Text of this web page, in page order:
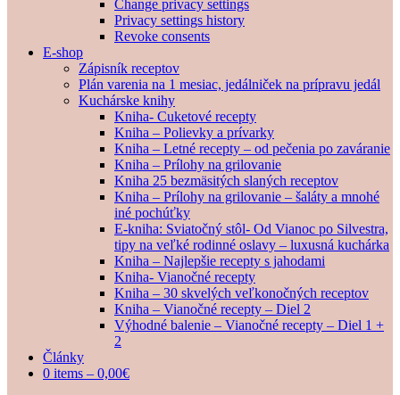
Change privacy settings
Privacy settings history
Revoke consents
E-shop
Zápisník receptov
Plán varenia na 1 mesiac, jedálniček na prípravu jedál
Kuchárske knihy
Kniha- Cuketové recepty
Kniha – Polievky a prívarky
Kniha – Letné recepty – od pečenia po zaváranie
Kniha – Prílohy na grilovanie
Kniha 25 bezmäsitých slaných receptov
Kniha – Prílohy na grilovanie – šaláty a mnohé
iné pochúťky
E-kniha: Sviatočný stôl- Od Vianoc po Silvestra,
tipy na veľké rodinné oslavy – luxusná kuchárka
Kniha – Najlepšie recepty s jahodami
Kniha- Vianočné recepty
Kniha – 30 skvelých veľkonočných receptov
Kniha – Vianočné recepty – Diel 2
Výhodné balenie – Vianočné recepty – Diel 1 +
2
Články
0 items – 0,00€